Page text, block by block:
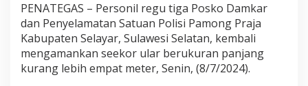
o
s
k
o
D
a
PENATEGAS – Personil regu tiga Posko Damkar
dan Penyelamatan Satuan Polisi Pamong Praja
Kabupaten Selayar, Sulawesi Selatan, kembali
mengamankan seekor ular berukuran panjang
kurang lebih empat meter, Senin, (8/7/2024).